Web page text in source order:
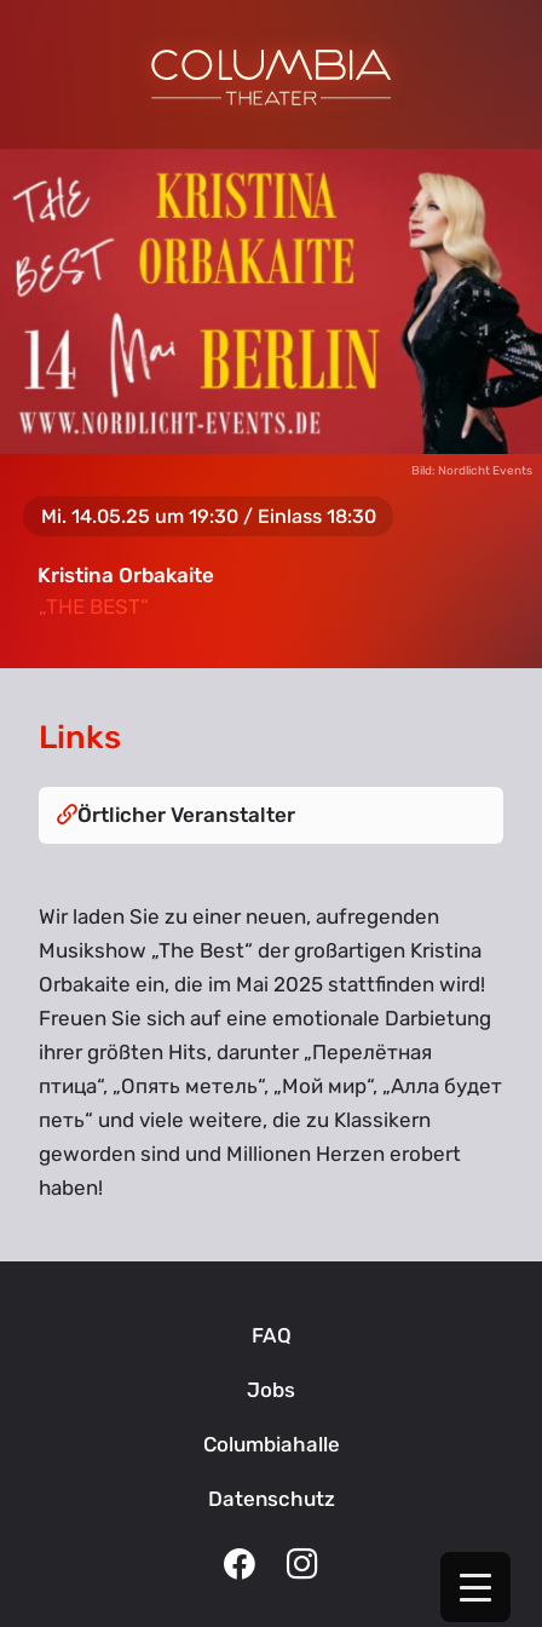
Mi. 14.05.25 um 19:30 / Einlass 18:30
Kristina Orbakaite
„THE BEST“
„THE BEST“
Bild: Nordlicht Events
Links
Örtlicher Veranstalter
Wir laden Sie zu einer neuen, aufregenden
Musikshow „The Best“ der großartigen Kristina
Orbakaite ein, die im Mai 2025 stattfinden wird!
Freuen Sie sich auf eine emotionale Darbietung
ihrer größten Hits, darunter „Перелётная
птица“, „Опять метель“, „Мой мир“, „Алла будет
петь“ und viele weitere, die zu Klassikern
geworden sind und Millionen Herzen erobert
haben!
FAQ
Jobs
Columbiahalle
Datenschutz